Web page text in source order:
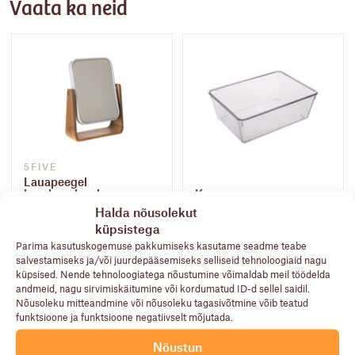
Halda nõusolekut
küpsistega
Parima kasutuskogemuse pakkumiseks kasutame seadme teabe
salvestamiseks ja/või juurdepääsemiseks selliseid tehnoloogiaid nagu
küpsised. Nende tehnoloogiatega nõustumine võimaldab meil töödelda
andmeid, nagu sirvimiskäitumine või kordumatud ID-d sellel saidil.
Nõusoleku mitteandmine või nõusoleku tagasivõtmine võib teatud
funktsioone ja funktsioone negatiivselt mõjutada.
Nõustun
Vaata ka neid
5FIVE
Lauapeegel
bambusalusel
Karp
2,50